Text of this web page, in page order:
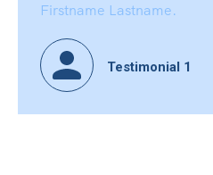
Firstname Lastname.
Testimonial 1